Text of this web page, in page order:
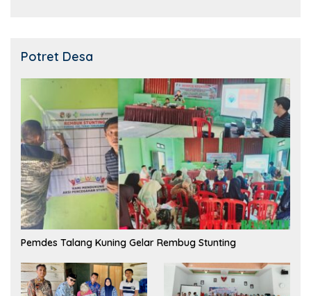
Potret Desa
Pemdes Talang Kuning Gelar Rembug Stunting